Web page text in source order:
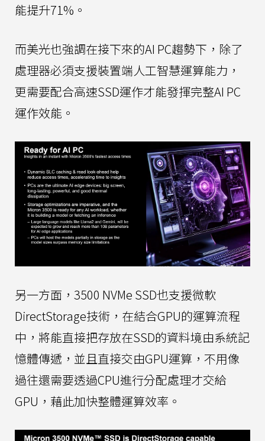
能提升71%。
而美光也強調在接下來的AI PC趨勢下，除了
處理器必須支援裝置端人工智慧運算能力，
更需要配合高速SSD運作才能發揮完整AI PC
運作效能。
另一方面，3500 NVMe SSD也支援微軟
DirectStorage技術，在結合GPU的運算流程
中，將能直接把存放在SSD的資料境由系統記
憶體傳遞，並且直接交由GPU運算，不用像
過往還需要透過CPU進行分配處理才交給
GPU，藉此加快整體運算效率。